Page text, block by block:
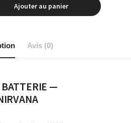
Ajouter au panier
Avis (0)
—